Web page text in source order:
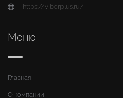
https://viborplus.ru/
Меню
Главная
О компании